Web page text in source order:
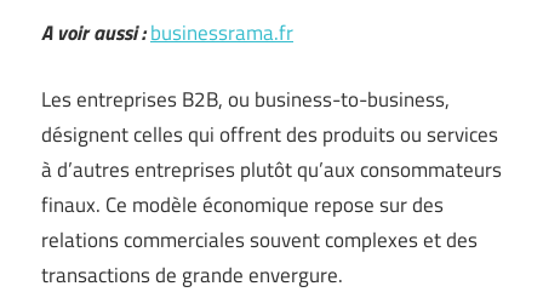
A voir aussi :businessrama.fr
Les entreprises B2B, ou business-to-business,
désignent celles qui offrent des produits ou services
à d’autres entreprises plutôt qu’aux consommateurs
finaux. Ce modèle économique repose sur des
relations commerciales souvent complexes et des
transactions de grande envergure.